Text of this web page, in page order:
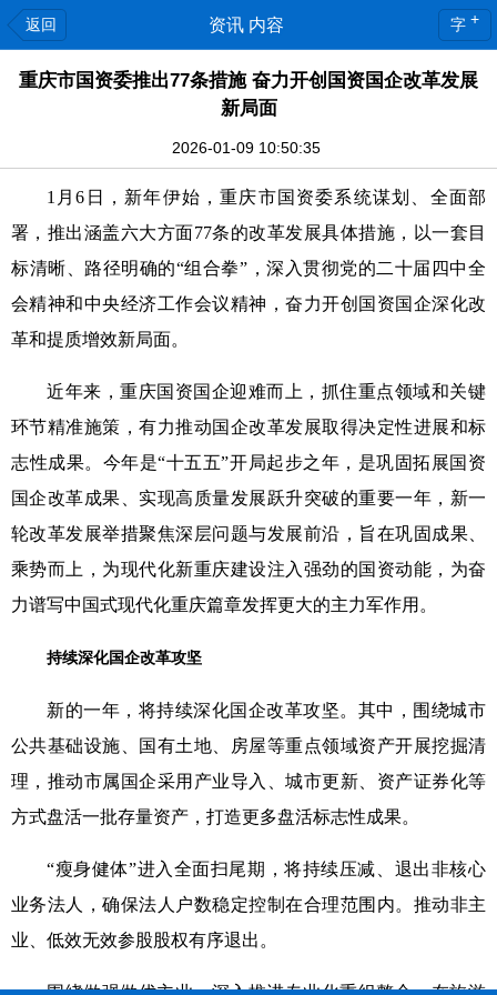
返回 资讯 内容 字 +
重庆市国资委推出77条措施 奋力开创国资国企改革发展
新局面
2026-01-09 10:50:35
1月6日，新年伊始，重庆市国资委系统谋划、全面部
署，推出涵盖六大方面77条的改革发展具体措施，以一套目
标清晰、路径明确的“组合拳”，深入贯彻党的二十届四中全
会精神和中央经济工作会议精神，奋力开创国资国企深化改
革和提质增效新局面。
近年来，重庆国资国企迎难而上，抓住重点领域和关键
环节精准施策，有力推动国企改革发展取得决定性进展和标
志性成果。今年是“十五五”开局起步之年，是巩固拓展国资
国企改革成果、实现高质量发展跃升突破的重要一年，新一
轮改革发展举措聚焦深层问题与发展前沿，旨在巩固成果、
乘势而上，为现代化新重庆建设注入强劲的国资动能，为奋
力谱写中国式现代化重庆篇章发挥更大的主力军作用。
持续深化国企改革攻坚
新的一年，将持续深化国企改革攻坚。其中，围绕城市
公共基础设施、国有土地、房屋等重点领域资产开展挖掘清
理，推动市属国企采用产业导入、城市更新、资产证券化等
方式盘活一批存量资产，打造更多盘活标志性成果。
“瘦身健体”进入全面扫尾期，将持续压减、退出非核心
业务法人，确保法人户数稳定控制在合理范围内。推动非主
业、低效无效参股股权有序退出。